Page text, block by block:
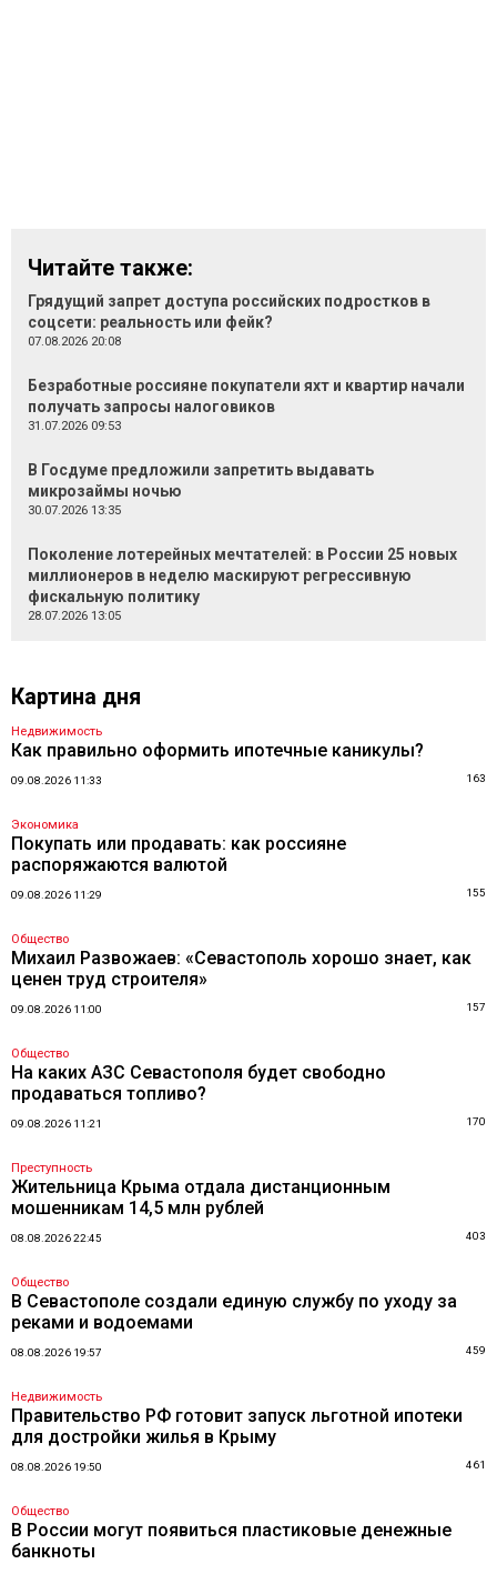
Читайте также:
Грядущий запрет доступа российских подростков в
соцсети: реальность или фейк?
07.08.2026 20:08
Безработные россияне покупатели яхт и квартир начали
получать запросы налоговиков
31.07.2026 09:53
В Госдуме предложили запретить выдавать
микрозаймы ночью
30.07.2026 13:35
Поколение лотерейных мечтателей: в России 25 новых
миллионеров в неделю маскируют регрессивную
фискальную политику
28.07.2026 13:05
Картина дня
Недвижимость
Как правильно оформить ипотечные каникулы?
09.08.2026 11:33 163
Экономика
Покупать или продавать: как россияне
распоряжаются валютой
09.08.2026 11:29 155
Общество
Михаил Развожаев: «Севастополь хорошо знает, как
ценен труд строителя»
09.08.2026 11:00 157
Общество
На каких АЗС Севастополя будет свободно
продаваться топливо?
09.08.2026 11:21 170
Преступность
Жительница Крыма отдала дистанционным
мошенникам 14,5 млн рублей
08.08.2026 22:45 403
Общество
В Севастополе создали единую службу по уходу за
реками и водоемами
08.08.2026 19:57 459
Недвижимость
Правительство РФ готовит запуск льготной ипотеки
для достройки жилья в Крыму
08.08.2026 19:50 461
Общество
В России могут появиться пластиковые денежные
банкноты